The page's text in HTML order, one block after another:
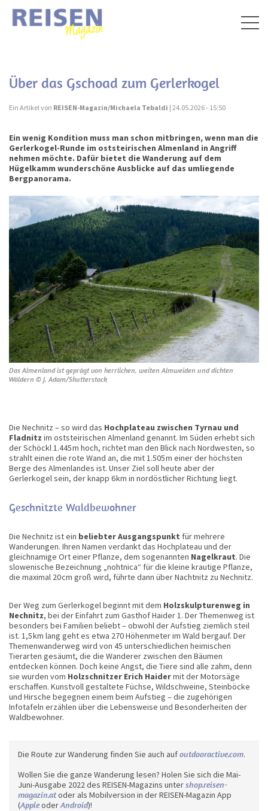
Über das Gschoad zum Gerlerkogel
Ein Artikel von REISEN-Magazin/Michaela Tebaldi | 24.05.2026 - 15:50
Ein wenig Kondition muss man schon mitbringen, wenn man die
Gerlerkogel-Runde im oststeirischen Almenland in Angriff
nehmen möchte. Dafür bietet die Wanderung auf dem
Hügelkamm wunderschöne Ausblicke auf das umliegende
Bergpanorama.
Das Almenland ist geprägt von herrlichen, weiten Almweiden und dichten
Wäldern © J. Adam/Shutterstock
Die Nechnitz – so wird das Hochplateau zwischen Tyrnau und
Fladnitz im oststeirischen Almenland genannt. Im Süden erhebt sich
der Schöckl 1.445 m hoch, richtet man den Blick nach Nordwesten, so
strahlt einen die rote Wand an, die mit 1.505 m einer der höchsten
Berge des Almenlandes ist. Unser Ziel soll heute aber der
Gerlerkogel sein, der knapp 6 km in nordöstlicher Richtung liegt.
Geschnitzte Waldbewohner
Die Nechnitz ist ein beliebter Ausgangspunkt für mehrere
Wanderungen. Ihren Namen verdankt das Hochplateau und der
gleichnamige Ort einer Pflanze, dem sogenannten Nagelkraut. Die
slowenische Bezeichnung „nohtnica“ für die kleine krautige Pflanze,
die maximal 20 cm groß wird, führte dann über Nachtnitz zu Nechnitz.
Der Weg zum Gerlerkogel beginnt mit dem Holzskulpturenweg in
Nechnitz, bei der Einfahrt zum Gasthof Haider 1. Der Themenweg ist
besonders bei Familien beliebt – obwohl der Aufstieg ziemlich steil
ist. 1,5 km lang geht es etwa 270 Höhenmeter im Wald bergauf. Der
Themenwanderweg wird von 45 unterschiedlichen heimischen
Tierarten gesäumt, die die Wanderer zwischen den Bäumen
entdecken können. Doch keine Angst, die Tiere sind alle zahm, denn
sie wurden vom Holzschnitzer Erich Haidermit der Motorsäge
erschaffen. Kunstvoll gestaltete Füchse, Wildschweine, Steinböcke
und Hirsche begegnen einem beim Aufstieg – die zugehörigen
Infotafeln erzählen über die Lebensweise und Besonderheiten der
Waldbewohner.
Die Route zur Wanderung finden Sie auch aufoutdooractive.com.
Wollen Sie die ganze Wanderung lesen? Holen Sie sich die Mai-
Juni-Ausgabe 2022 des REISEN-Magazins untershop.reisen-
magazin.atoder als Mobilversion in der REISEN-Magazin App
(AppleoderAndroid)!